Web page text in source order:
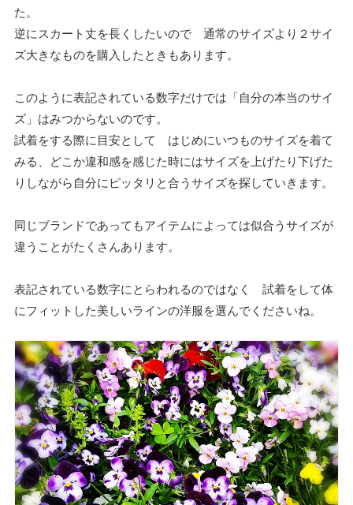
た。
逆にスカート丈を長くしたいので 通常のサイズより２サイ
ズ大きなものを購入したときもあります。
このように表記されている数字だけでは「自分の本当のサイ
ズ」はみつからないのです。
試着をする際に目安として はじめにいつものサイズを着て
みる、どこか違和感を感じた時にはサイズを上げたり下げた
りしながら自分にピッタリと合うサイズを探していきます。
同じブランドであってもアイテムによっては似合うサイズが
違うことがたくさんあります。
表記されている数字にとらわれるのではなく 試着をして体
にフィットした美しいラインの洋服を選んでくださいね。